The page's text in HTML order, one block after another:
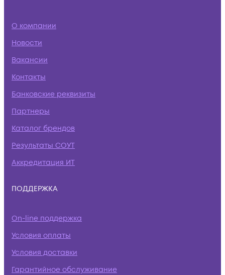
О компании
Новости
Вакансии
Контакты
Банковские реквизиты
Партнеры
Каталог брендов
Результаты СОУТ
Аккредитация ИТ
ПОДДЕРЖКА
On-line поддержка
Условия оплаты
Условия доставки
Гарантийное обслуживание